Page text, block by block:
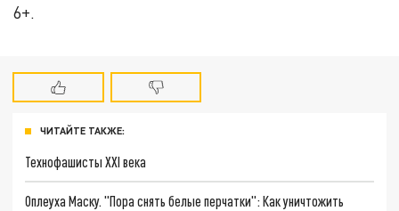
6+.
ЧИТАЙТЕ ТАКЖЕ:
Технофашисты XXI века
Оплеуха Маску. "Пора снять белые перчатки": Как уничтожить